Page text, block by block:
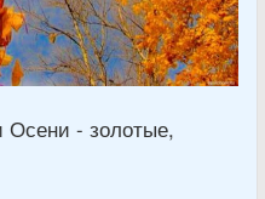
Осени - золотые,